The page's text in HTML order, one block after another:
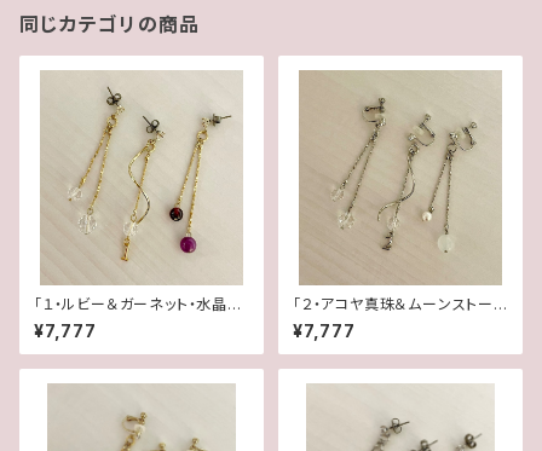
同じカテゴリの商品
「１・ルビー＆ガーネット・水晶」
【3WAY 数字イヤリング＆ピア
ス】
¥7,777
「２・アコヤ真珠＆ムーンストー
ン・水晶」【3WAY 数字イヤリン
グ＆ピアス】
¥7,777